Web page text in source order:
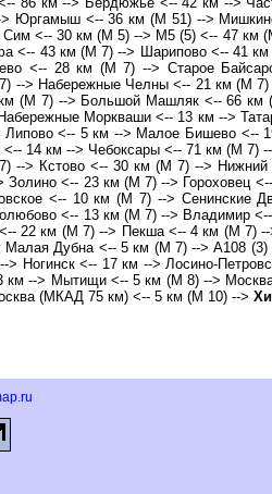
> Юргамыш <-- 36 км (М 51) -->
<-- 30 км (М 5) --> М5 (5) <-- 47 км
<-- 43 км (М 7) --> Шарипово <-- 41
<-- 28 км (М 7) --> Старое
--> Набережные Челны <-- 21 км (М
(М 7) --> Большой Машляк <-- 66
Моркваши <-- 13 км -->
<-- 5 км --> Малое Бишево <--
<-- 14 км --> Чебоксары <-- 71 км (М
--> Кстово <-- 30 км (М 7) -->
<-- 23 км (М 7) --> Гороховец
<-- 10 км (М 7) --> Сенинские
<-- 13 км (М 7) --> Владимир
22 км (М 7) --> Пекша <-- 4 км (М 7)
Малая Дубна <-- 5 км (М 7) --> А108
> Ногинск <-- 17 км --> Лосино-
км --> Мытищи <-- 5 км (М 8) -->
(МКАД 75 км) <-- 5 км (М 10) -->